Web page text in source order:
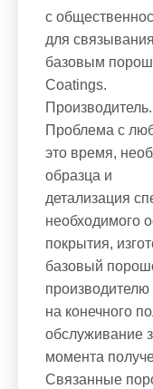
с
для
базовым
Coatings.
Производитель.
Проблема с
это время,
образца и
детализация
необходимого
покрытия,
базовый
на конечного
обслуживание
момента
Связанные